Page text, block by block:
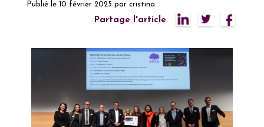
Publié le 10 février 2025 par cristina
Partage l'article